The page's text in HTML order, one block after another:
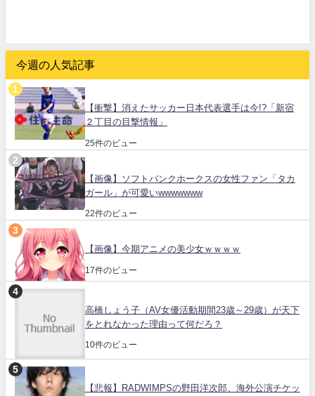
今週の人気記事
【衝撃】消えたサッカー日本代表選手は今!?「新宿
２丁目の目撃情報」
25件のビュー
【画像】ソフトバンクホークスの女性ファン「タカ
ガール」が可愛いwwwwwww
22件のビュー
【画像】今期アニメの美少女ｗｗｗｗ
17件のビュー
高橋しょう子（AV女優活動期間23歳～29歳）が天下
をとれなかった理由って何だろ？
10件のビュー
【悲報】RADWIMPSの野田洋次郎、海外公演チケッ